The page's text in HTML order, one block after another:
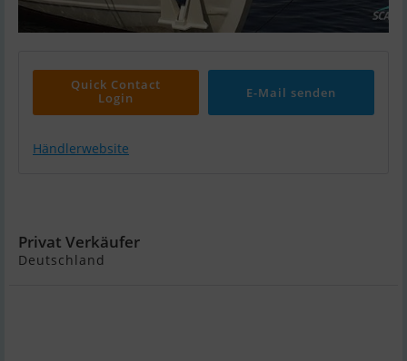
Quick Contact
Login
E-Mail senden
Händlerwebsite
Privat Verkäufer
Deutschland